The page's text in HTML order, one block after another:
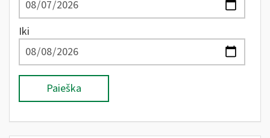
Iki
Paieška